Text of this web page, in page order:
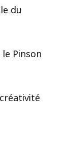
du
Pinson